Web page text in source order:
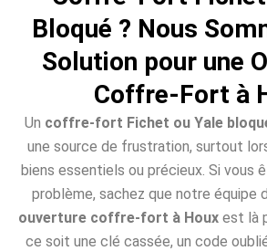
Bloqué ? Nous
Solution pour une
Coffre-Fort à
Un coffre-fort Fichet ou Yale
une source de frustration, surtout
biens essentiels ou précieux. Si vous
problème, sachez que notre équipe
ouverture coffre-fort à Houx est là
ce soit une clé cassée, un code